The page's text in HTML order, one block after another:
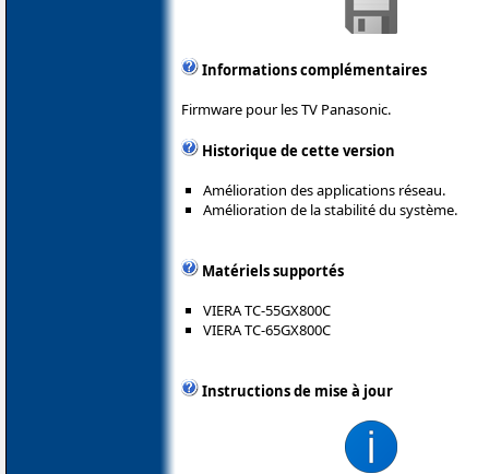
Informations complémentaires
Firmware pour les TV Panasonic.
Historique de cette version
Amélioration des applications réseau.
Amélioration de la stabilité du système.
Matériels supportés
VIERA TC-55GX800C
VIERA TC-65GX800C
Instructions de mise à jour